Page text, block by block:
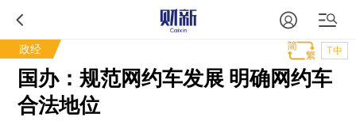
政经 T中
国办：规范网约车发展 明确网约车
合法地位